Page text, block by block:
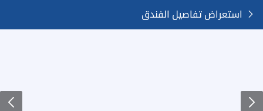
استعراض تفاصيل الفندق